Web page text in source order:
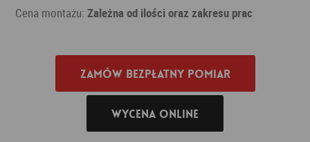
Cena montażu:Zależna od ilości oraz zakresu prac
Zamów bezpłatny pomiar
Wycena online